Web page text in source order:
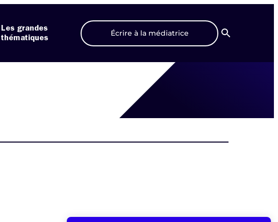
Les grandes
thématiques
Écrire à la médiatrice
Recherche